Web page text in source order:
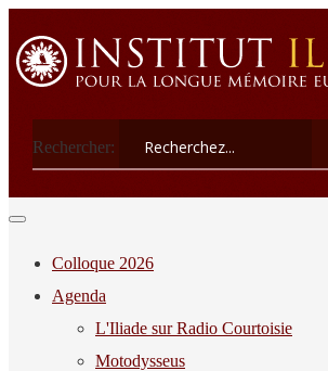
Rechercher:
Colloque 2026
Agenda
L'Iliade sur Radio Courtoisie
Motodysseus